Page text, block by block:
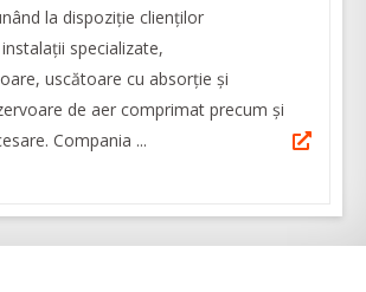
la dispoziţie clienților
specializate,
uscătoare cu absorţie şi
de aer comprimat precum şi
Compania ...